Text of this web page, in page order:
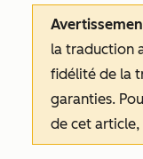
la traduction
fidélité de la
garanties.
de cet article,